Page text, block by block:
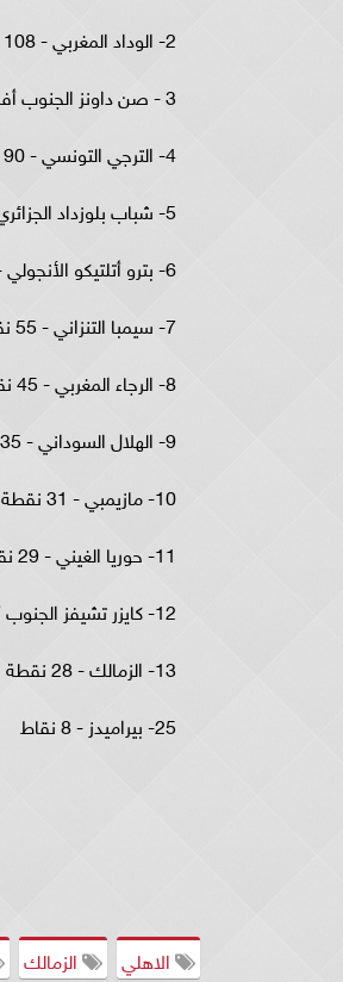
2- الوداد المغربي - 108 نقاط
3 - صن داونز الجنوب أفريقي - 98 نقطة
4- الترجي التونسي - 90 نقطة
5- شباب بلوزداد الجزائري - 63 نقطة
6- بترو أتلتيكو الأنجولي - 58 نقطة
7- سيمبا التنزاني - 55 نقطة
8- الرجاء المغربي - 45 نقطة
9- الهلال السوداني - 35 نقطة
10- مازيمبي - 31 نقطة
11- حوريا الغيني - 29 نقطة
12- كايزر تشيفز الجنوب أفريقي - 28 نقطة
13- الزمالك - 28 نقطة
25- بيراميدز - 8 نقاط
الاهلي الزمالك